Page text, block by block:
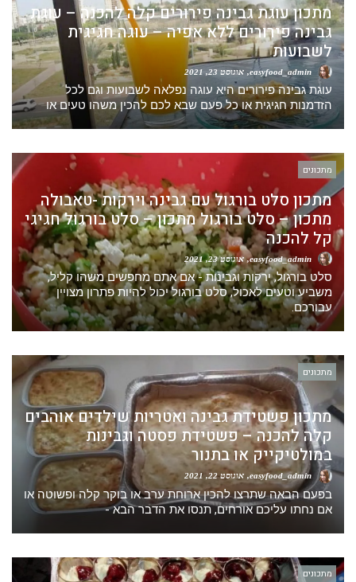
מתכון עוגת גבינה פירורים קלה להכנה – עוגת
גבינה פירורים ללא אפיה – עוגה חגיגית
לשבועות
אוגוסט 23, 2021
עוגת גבינה פירורים היא עוגה נפלאה לשבועות וגם לכל
הזדמנות חגיגית או כל פעם שבא לכם להכין משהו טעים או
מתכונים
מתכון סלט בורגול עם גבינה וירקות -טאבולה
מתכון – סלט בורגול מתכון – סלט בורגול חגיגי
קל להכנה
אוגוסט 23, 2021
סלט בורגול, ירקות וגבינות - אם אתם מחפשים משהו קליל,
משביע וטעים לאכול, סלט בורגול יכול להיות פתרון מצויין
עבורכם.
מתכונים
מתכון פשטידת גבינה ואטריות שילדים אוהבים
קלה להכנה – פשטידת פסטה וגבינות
במולטיקייק או בתנור
אוגוסט 22, 2021
בפעם הבאה שתרצו להכין ארוחת ערב או בוקר קלה ופשוטה או
אם נחתו עליכם אורחים, תנסו את הדבר הבא -
מתכונים